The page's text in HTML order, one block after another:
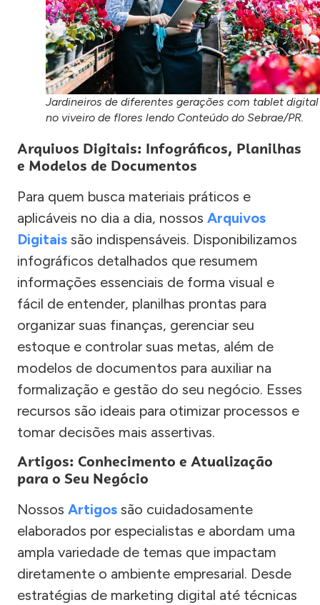
Jardineiros de diferentes gerações com tablet digital
no viveiro de flores lendo Conteúdo do Sebrae/PR.
Arquivos Digitais: Infográficos, Planilhas
e Modelos de Documentos
Para quem busca materiais práticos e
aplicáveis no dia a dia, nossos Arquivos
Digitais são indispensáveis. Disponibilizamos
infográficos detalhados que resumem
informações essenciais de forma visual e
fácil de entender, planilhas prontas para
organizar suas finanças, gerenciar seu
estoque e controlar suas metas, além de
modelos de documentos para auxiliar na
formalização e gestão do seu negócio. Esses
recursos são ideais para otimizar processos e
tomar decisões mais assertivas.
Artigos: Conhecimento e Atualização
para o Seu Negócio
Nossos Artigos são cuidadosamente
elaborados por especialistas e abordam uma
ampla variedade de temas que impactam
diretamente o ambiente empresarial. Desde
estratégias de marketing digital até técnicas